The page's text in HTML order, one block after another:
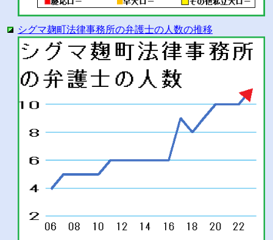
シグマ麹町法律事務所の弁護士の人数の推移